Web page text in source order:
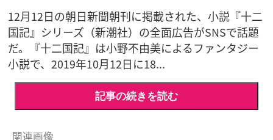
12月12日の朝日新聞朝刊に掲載された、小説『十二
国記』シリーズ（新潮社）の全面広告がSNSで話題
だ。『十二国記』は小野不由美によるファンタジー
小説で、2019年10月12日に18...
記事の続きを読む
関連画像